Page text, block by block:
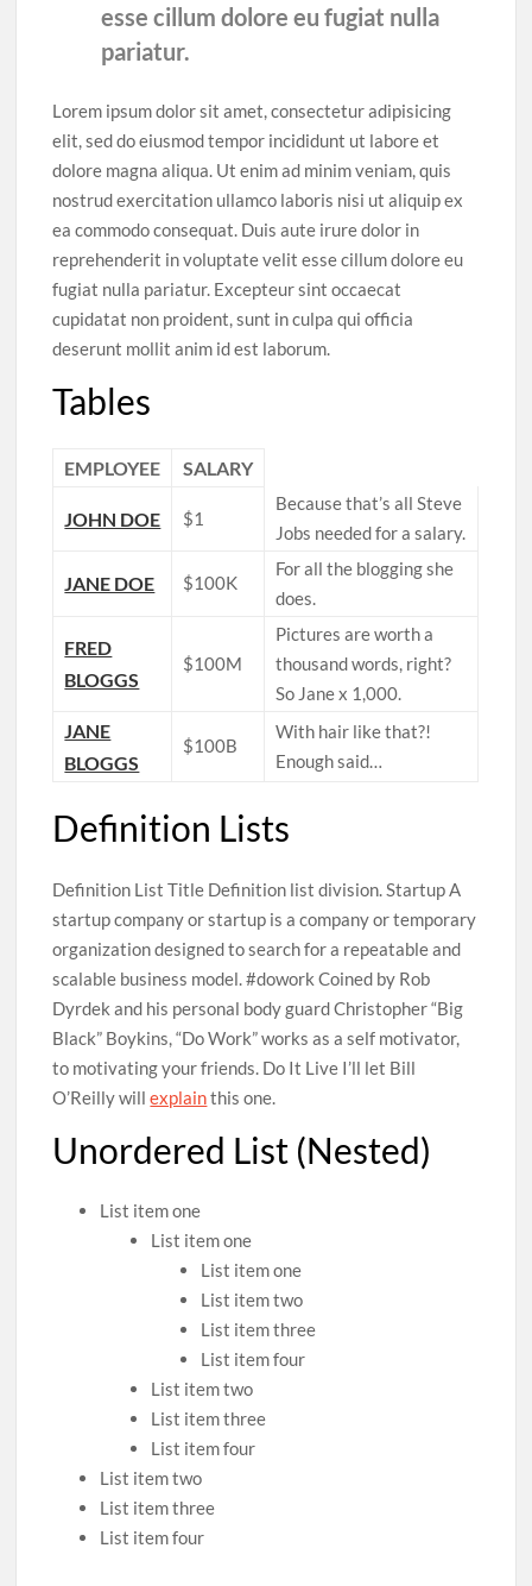
esse cillum dolore eu fugiat nulla
pariatur.
Lorem ipsum dolor sit amet, consectetur adipisicing
elit, sed do eiusmod tempor incididunt ut labore et
dolore magna aliqua. Ut enim ad minim veniam, quis
nostrud exercitation ullamco laboris nisi ut aliquip ex
ea commodo consequat. Duis aute irure dolor in
reprehenderit in voluptate velit esse cillum dolore eu
fugiat nulla pariatur. Excepteur sint occaecat
cupidatat non proident, sunt in culpa qui officia
deserunt mollit anim id est laborum.
Tables
EMPLOYEE SALARY
JOHN DOE $1
Because that’s all Steve
Jobs needed for a salary.
JANE DOE $100K
For all the blogging she
does.
FRED
BLOGGS
$100M
Pictures are worth a
thousand words, right?
So Jane x 1,000.
JANE
BLOGGS
$100B
With hair like that?!
Enough said…
Definition Lists
Definition List Title Definition list division. Startup A
startup company or startup is a company or temporary
organization designed to search for a repeatable and
scalable business model. #dowork Coined by Rob
Dyrdek and his personal body guard Christopher “Big
Black” Boykins, “Do Work” works as a self motivator,
to motivating your friends. Do It Live I’ll let Bill
O’Reilly willexplainthis one.
Unordered List (Nested)
List item one
List item one
List item one
List item two
List item three
List item four
List item two
List item three
List item four
List item two
List item three
List item four